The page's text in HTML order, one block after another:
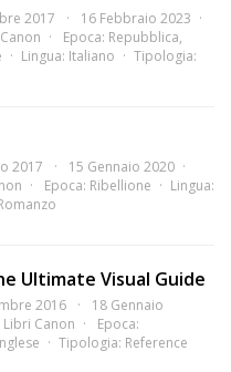
2017
16 Febbraio 2023
Epoca: Repubblica,
Lingua: Italiano
Tipologia:
2017
15 Gennaio 2020
Epoca: Ribellione
Lingua:
Ultimate Visual Guide
2016
18 Gennaio
Libri Canon
Epoca:
Tipologia: Reference